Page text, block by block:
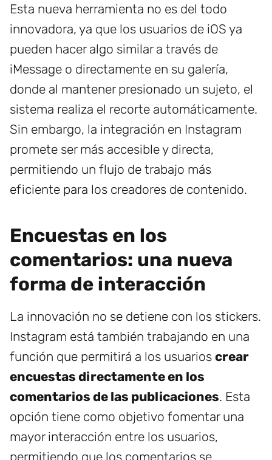
Esta nueva herramienta no es del todo
innovadora, ya que los usuarios de iOS ya
pueden hacer algo similar a través de
iMessage o directamente en su galería,
donde al mantener presionado un sujeto, el
sistema realiza el recorte automáticamente.
Sin embargo, la integración en Instagram
promete ser más accesible y directa,
permitiendo un flujo de trabajo más
eficiente para los creadores de contenido.
Encuestas en los
comentarios: una nueva
forma de interacción
La innovación no se detiene con los stickers.
Instagram está también trabajando en una
función que permitirá a los usuarios crear
encuestas directamente en los
comentarios de las publicaciones. Esta
opción tiene como objetivo fomentar una
mayor interacción entre los usuarios,
permitiendo que los comentarios se